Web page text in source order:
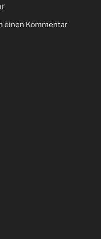
einen Kommentar